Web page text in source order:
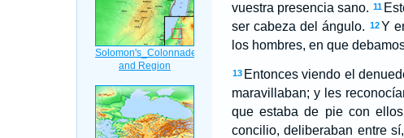
vuestra presencia sano. 11
ser cabeza del ángulo. 12Y
los hombres, en que
13 Entonces viendo el
maravillaban; y les
que estaba de pie con
concilio, deliberaban entre sí,